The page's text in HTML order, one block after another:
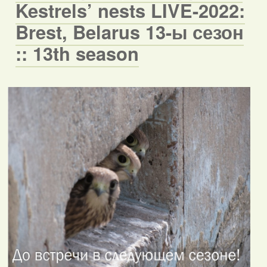
Kestrels’ nests LIVE-2022:
Brest, Belarus 13-ы сезон
:: 13th season